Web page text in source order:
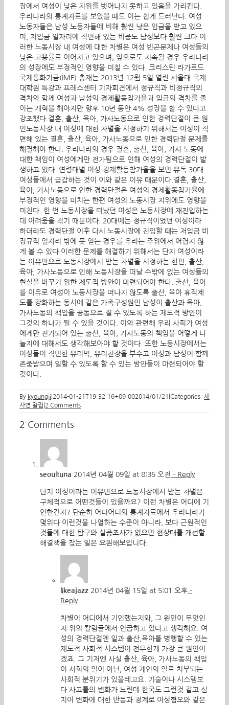
장에서 여성이 낮은 지위를 벗어나지 못하고 있음을 가리킨다.
우리나라의 통계자료를 보았을 때도 이는 쉽게 드러난다. 여성
노동자들은 남성 노동자들에 비해 훨씬 낮은 임금을 받고 있으
며, 저임금 일자리에 직면해 있는 비중도 남성보다 훨씬 크다.이
러한 노동시장 내 여성에 대한 차별은 여성 빈곤문제나 여성들의
낮은 고용률로 이어지고 있으며, 앞으로도 지속될 경우 우리나라
의 성장에도 부정적인 영향을 미칠 수 있다. 크리스틴 라가르드
국제통화기금(IMF) 총재는 2013년 12월 5일 열린 서울대 국제
대학원 특강과 프레스센터 기자회견에서 정규직과 비정규직의
격차와 함께 여성과 남성의 경제활동참가율과 임금의 격차를 줄
이는 개혁을 해야지만 향후 10년 동안 4% 성장을 할 수 있다고
강조했다.결혼, 출산, 육아, 가사노동으로 인한 경력단절이 큰 원
인노동시장 내 여성에 대한 차별을 시정하기 위해서는 여성이 직
면해 있는 결혼, 출산, 육아, 가사노동으로 인한 경력단절 문제를
해결해야 한다. 우리나라의 경우 결혼, 출산, 육아, 가사 노동에
대한 책임이 여성에게만 전가됨으로 인해 여성의 경력단절이 발
생하고 있다. 연령대별 여성 경제활동참가율을 보면 유독 30대
여성들에서 급감하는 것이 이와 같은 이유 때문이다.결혼, 출산,
육아, 가사노동으로 인한 경력단절은 여성의 경제활동참가율에
부정적인 영향을 미치는 한편 여성의 노동시장 지위에도 영향을
미친다. 한 번 노동시장을 떠났던 여성은 노동시장에 재진입하는
데 어려움을 겪기 때문이다. 20대에는 정규직이었던 여성이라
하더라도 경력단절 이후 다시 노동시장에 진입할 때는 저임금 비
정규직 일자리 밖에 못 얻는 경우를 우리는 주위에서 어렵지 않
게 볼 수 있다.이러한 문제를 해결하기 위해서는 단지 여성이라
는 이유만으로 노동시장에서 받는 차별을 시정하는 한편, 출산,
육아, 가사노동으로 인해 노동시장을 떠날 수밖에 없는 여성들의
현실을 바꾸기 위한 제도적 방안이 마련되어야 한다. 출산, 육아
를 이유로 여성이 노동시장을 떠나지 않도록 출산, 육아 휴직제
도를 강화하는 동시에 같은 가족구성원인 남성이 출산과 육아,
가사노동의 책임을 공동으로 질 수 있도록 하는 제도적 방안이
그것의 하나가 될 수 있을 것이다. 이와 관련해 우리 사회가 여성
에게만 전가되어 있는 출산, 육아, 가사노동의 책임을 어떻게 나
눌지에 대해서도 생각해보아야 할 것이다. 또한 노동시장에서는
여성들이 직면한 유리벽, 유리천장을 부수고 여성과 남성이 함께
존중받으며 일할 수 있도록 할 수 있는 방안들이 마련되어야 할
것이다.
By kyoungji 2014-01-21T19:32:16+09:002014/01/21 Categories: 새
사연 칼럼 2 Comments
2 Comments
seoultuna 2014년 04월 09일 at 8:35 오전 - Reply
단지 여성이라는 이유만으로 노동시장에서 받는 차별은
구체적으로 어떤것들이 있을까요? 이런 차별은 어디에 기
인한건지? 단순히 어디어디의 통계자료에서 우리나라가
몇위다 이런것을 나열하는 수준이 아니라, 보다 근원적인
것들에 대한 탐구와 실증조사가 없으면 현상태를 개선할
해결책을 찾는 일은 요원해보입니다.
likeajazz 2014년 04월 15일 at 5:01 오후 -
Reply
차별이 어디에서 기인했는지와, 그 원인이 무엇인
지 위의 칼럼글에서 언급하고 있다고 생각해요. 여
성의 경력단절엔 일과 출산,육아를 병행할 수 있는
제도적 사회적 시스템이 전무한게 가장 큰 원인이
겠죠. 그 기저엔 사실 출산, 육아, 가사노동의 책임
이 사회의 일이 아닌, 여성 개인의 일로 치부되는
사회적 분위기가 있을테고요. 기술이나 시스템보
다 사고틀의 변화가 느린데 한국도 그런것 같고 심
지어 변화에 대한 반동과 경계로 여성혐오와 같은